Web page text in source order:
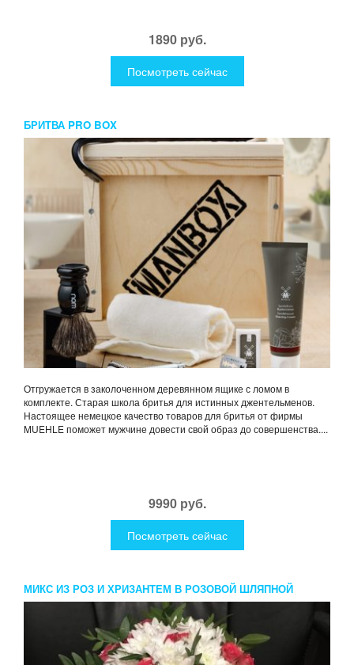
1890 руб.
Посмотреть сейчас
БРИТВА PRO BOX
Отгружается в заколоченном деревянном ящике с ломом в
комплекте. Старая школа бритья для истинных джентельменов.
Настоящее немецкое качество товаров для бритья от фирмы
MUEHLE поможет мужчине довести свой образ до совершенства....
9990 руб.
Посмотреть сейчас
МИКС ИЗ РОЗ И ХРИЗАНТЕМ В РОЗОВОЙ ШЛЯПНОЙ
КОРОБКЕ